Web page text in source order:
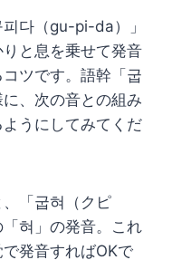
다（gu-pi-da）」
と息を乗せて発音
ツです。語幹「굽
、次の音との組み
うにしてみてくだ
「굽혀（クピ
혀」の発音。これ
発音すればOKで